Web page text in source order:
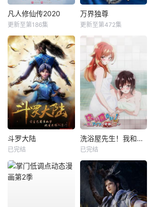
凡人修仙传2020
更新至第186集
万界独尊
更新至第472集
斗罗大陆
已完结
洗浴屋先生！我和那家伙在女浴池！？
已完结